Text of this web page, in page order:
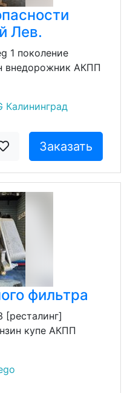
Лев.
1 поколение
внедорожник АКПП
Калининград
Заказать
фильтра
[ресталинг]
купе АКПП